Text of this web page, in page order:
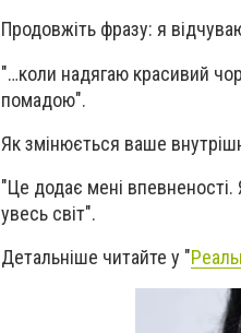
Продовжіть фразу: я
"…коли надягаю красивий
помадою".
Як змінюється ваше
"Це додає мені
увесь світ".
Детальніше читайте у "